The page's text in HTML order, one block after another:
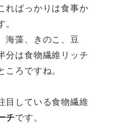
ればっかりは食事か
海藻、きのこ、豆
分は食物繊維リッチ
ろですね。
目している食物繊維
チです。